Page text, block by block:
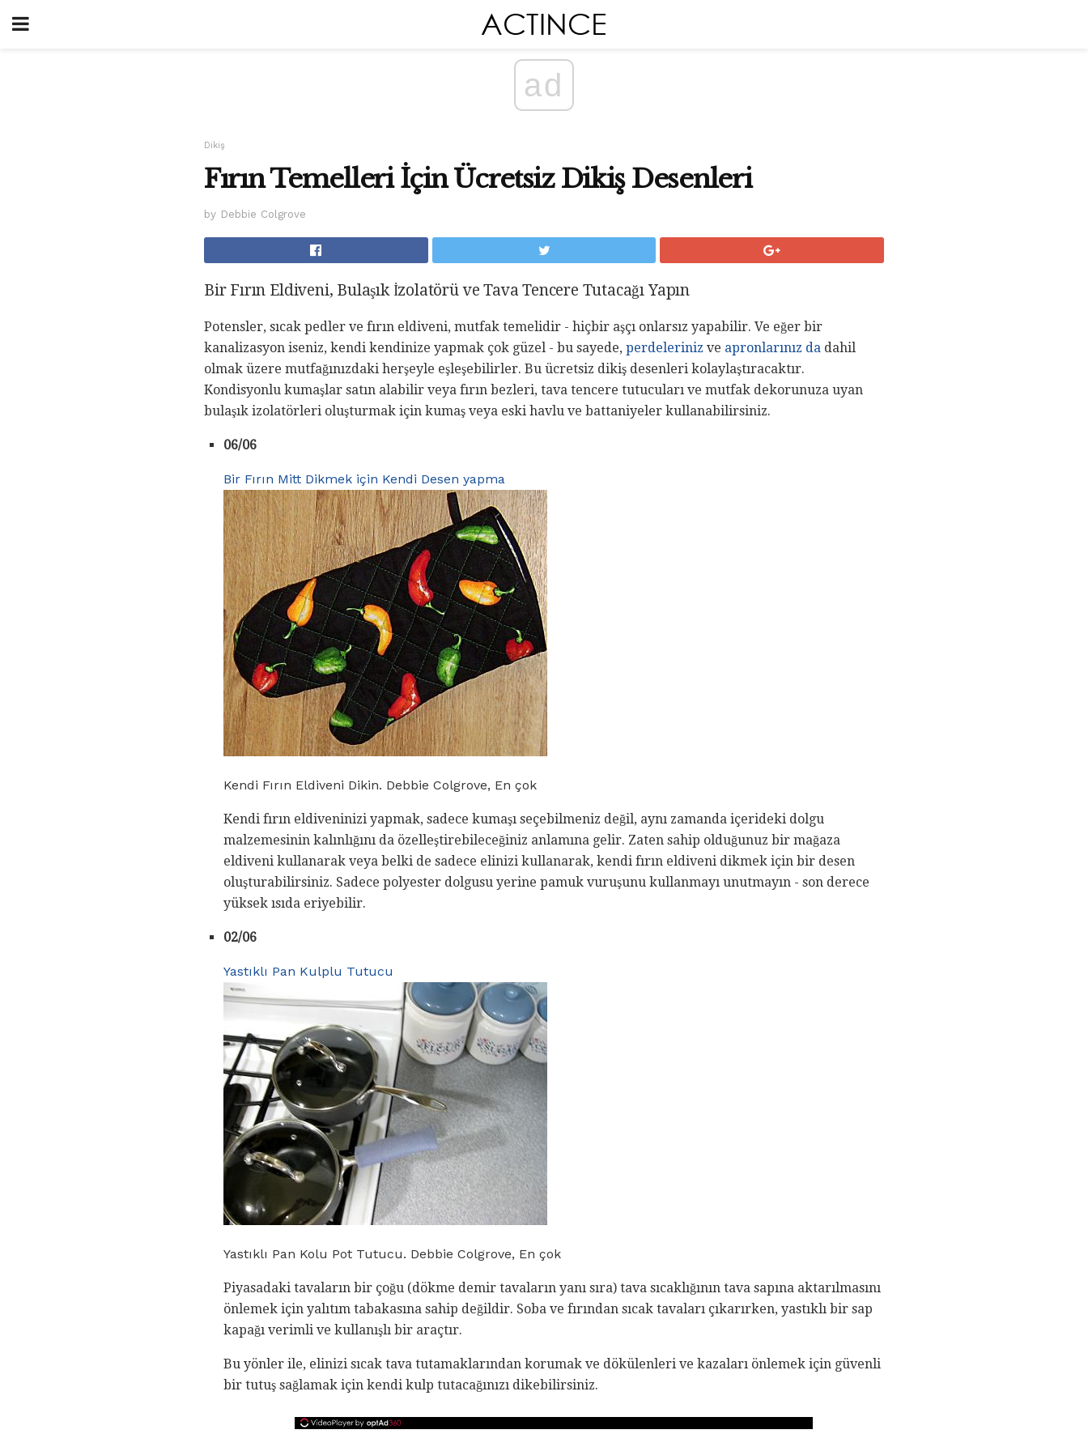
ad
Dikiş
Fırın Temelleri İçin Ücretsiz Dikiş Desenleri
by Debbie Colgrove
Bir Fırın Eldiveni, Bulaşık İzolatörü ve Tava Tencere Tutacağı Yapın
Potensler, sıcak pedler ve fırın eldiveni, mutfak temelidir - hiçbir aşçı onlarsız yapabilir. Ve eğer bir
kanalizasyon iseniz, kendi kendinize yapmak çok güzel - bu sayede, perdeleriniz ve apronlarınız da dahil
olmak üzere mutfağınızdaki herşeyle eşleşebilirler. Bu ücretsiz dikiş desenleri kolaylaştıracaktır.
Kondisyonlu kumaşlar satın alabilir veya fırın bezleri, tava tencere tutucuları ve mutfak dekorunuza uyan
bulaşık izolatörleri oluşturmak için kumaş veya eski havlu ve battaniyeler kullanabilirsiniz.
06/06
Bir Fırın Mitt Dikmek için Kendi Desen yapma
Kendi Fırın Eldiveni Dikin. Debbie Colgrove, En çok
Kendi fırın eldiveninizi yapmak, sadece kumaşı seçebilmeniz değil, aynı zamanda içerideki dolgu
malzemesinin kalınlığını da özelleştirebileceğiniz anlamına gelir. Zaten sahip olduğunuz bir mağaza
eldiveni kullanarak veya belki de sadece elinizi kullanarak, kendi fırın eldiveni dikmek için bir desen
oluşturabilirsiniz. Sadece polyester dolgusu yerine pamuk vuruşunu kullanmayı unutmayın - son derece
yüksek ısıda eriyebilir.
02/06
Yastıklı Pan Kulplu Tutucu
Yastıklı Pan Kolu Pot Tutucu. Debbie Colgrove, En çok
Piyasadaki tavaların bir çoğu (dökme demir tavaların yanı sıra) tava sıcaklığının tava sapına aktarılmasını
önlemek için yalıtım tabakasına sahip değildir. Soba ve fırından sıcak tavaları çıkarırken, yastıklı bir sap
kapağı verimli ve kullanışlı bir araçtır.
Bu yönler ile, elinizi sıcak tava tutamaklarından korumak ve dökülenleri ve kazaları önlemek için güvenli
bir tutuş sağlamak için kendi kulp tutacağınızı dikebilirsiniz.